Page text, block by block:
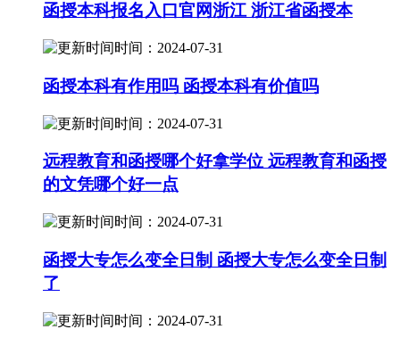
函授本科报名入口官网浙江 浙江省函授本
时间：2024-07-31
函授本科有作用吗 函授本科有价值吗
时间：2024-07-31
远程教育和函授哪个好拿学位 远程教育和函授
的文凭哪个好一点
时间：2024-07-31
函授大专怎么变全日制 函授大专怎么变全日制
了
时间：2024-07-31